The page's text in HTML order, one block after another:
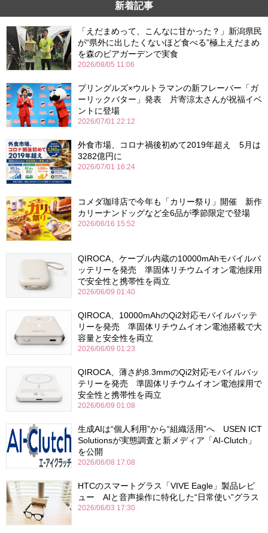
新着記事
「えだまめって、こんなに甘かった？」新潟県民
が“県外に出したくないほど食べる”極上えだまめ
を森のビアガーデンで実食
2026/08/05 11:06
プリングルズ×ウルトラマンの新フレーバー「ガ
ーリックバター」発表 片寄涼太さんが祝福イベ
ントに登場
2026/07/01 22:12
外食市場、コロナ禍後初めて2019年超え 5月は
3282億円に
2026/07/01 16:24
コメダ珈琲店で今年も「カリー祭り」開催 新作
カリーナンドッグなど全6品が季節限定で登場
2026/06/16 15:52
QIROCA、ケーブル内蔵の10000mAhモバイルバ
ッテリーを発売 準固体リチウムイオン電池採用
で安全性と携帯性を両立
2026/06/09 01:40
QIROCA、10000mAhのQi2対応モバイルバッテ
リーを発売 準固体リチウムイオン電池搭載で大
容量と安全性を両立
2026/06/09 01:23
QIROCA、薄さ約8.3mmのQi2対応モバイルバッ
テリーを発売 準固体リチウムイオン電池採用で
安全性と携帯性を両立
2026/06/09 01:08
生成AIは“個人利用”から“組織活用”へ USEN ICT
Solutionsが実態調査と新メディア「AI-Clutch」
を公開
2026/06/08 17:08
HTCのスマートグラス「VIVE Eagle」製品レビ
ュー AIと音声操作に特化した“日常使い”グラス
2026/06/03 17:30